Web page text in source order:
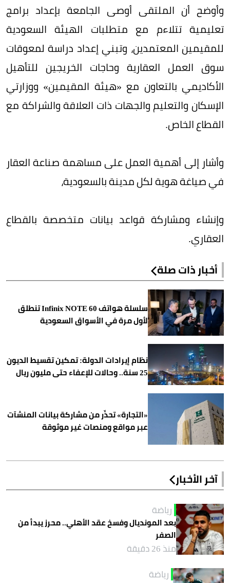
وأوضح أن الملتقى أوصى الجامعة بإعداد برامج
تعليمية تتلاءم مع متطلبات الهيئة السعودية
للمقيمين المعتمدين، وتبني إعداد دراسة لمعوقات
سوق العمل العقارية وحاجات الخريجين للتأهيل
الأكاديمي بالتعاون مع «هيئة المقيمين» ووزارتي
الإسكان والتعليم والجهات ذات العلاقة والشراكة مع
القطاع الخاص.
وأشار إلى أهمية العمل على مساهمة صناعة العقار
في صياغة هوية لكل مدينة بالسعودية،
وإنشاء ومشاركة قواعد بيانات متخصصة بالقطاع
العقاري.
أخبار ذات صلة
سلسلة هواتف Infinix NOTE 60 تنطلق
لأول مرة في الأسواق السعودية
نظام إيرادات الدولة: تمكين تقسيط الديون
25 سنة.. وحالات للإعفاء حتى مليون ريال
«التجارة» تحذّر من مشاركة بيانات المنشآت
عبر مواقع ومنصات غير موثوقة
آخر الأخبار
رياضة
بعد المونديال وفسخ عقد الأهلي.. محرز يبدأ من
الصفر
منذ 26 دقيقة
رياضة